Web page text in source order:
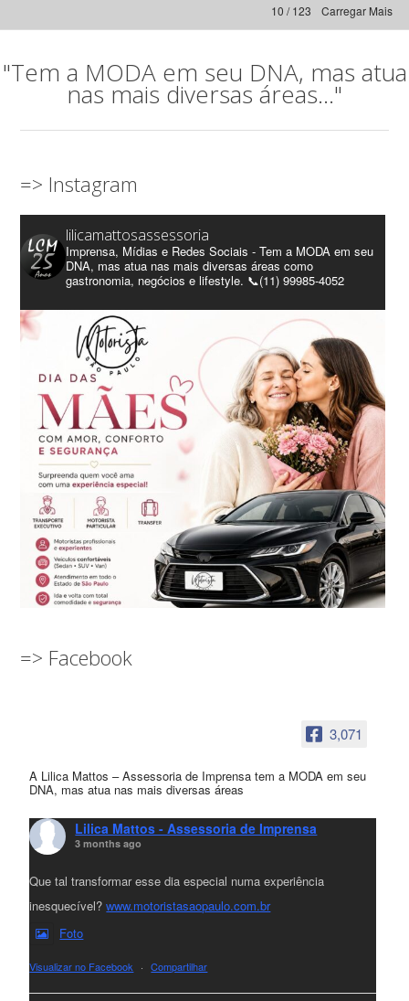
Carregar Mais
10 / 123
"Tem a MODA em seu DNA, mas atua
nas mais diversas áreas..."
=> Instagram
lilicamattosassessoria
Imprensa, Mídias e Redes Sociais - Tem a MODA em seu
DNA, mas atua nas mais diversas áreas como
gastronomia, negócios e lifestyle. 📞(11) 99985-4052
=> Facebook
3,071
A Lilica Mattos – Assessoria de Imprensa tem a MODA em seu
DNA, mas atua nas mais diversas áreas
Lilica Mattos - Assessoria de Imprensa
3 months ago
Que tal transformar esse dia especial numa experiência
inesquecível?www.motoristasaopaulo.com.br
Foto
Visualizar no Facebook · Compartilhar